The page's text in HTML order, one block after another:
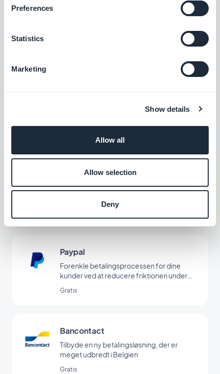
Preferences
Statistics
Marketing
Show details
Allow all
Allow selection
Deny
Sælg dine produkter direkte på Facebook
Tilbyd flere betalingsmetoder, og gør
Paypal
Forenkle betalingsprocessen for dine
kunder ved at reducere friktionen under
Gratis
Bancontact
Tilbyde en ny betalingsløsning, der er
meget udbredt i Belgien
Gratis